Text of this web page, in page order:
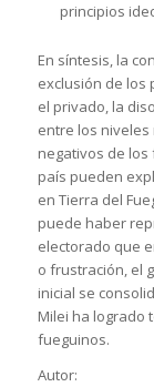
principios
En síntesis, la
exclusión de los
el privado, la
entre los
negativos de los
país pueden
en Tierra del
puede haber
electorado que
o frustración, el
inicial se
Milei ha logrado
fueguinos.
Autor: